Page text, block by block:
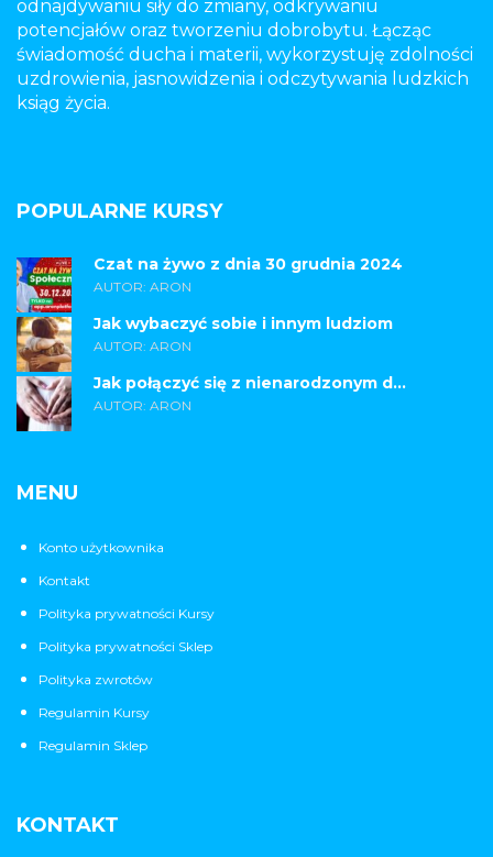
odnajdywaniu siły do zmiany, odkrywaniu
potencjałów oraz tworzeniu dobrobytu. Łącząc
świadomość ducha i materii, wykorzystuję zdolności
uzdrowienia, jasnowidzenia i odczytywania ludzkich
ksiąg życia.
POPULARNE KURSY
Czat na żywo z dnia 30 grudnia 2024
AUTOR: ARON
Jak wybaczyć sobie i innym ludziom
AUTOR: ARON
Jak połączyć się z nienarodzonym d...
AUTOR: ARON
MENU
Konto użytkownika
Kontakt
Polityka prywatności Kursy
Polityka prywatności Sklep
Polityka zwrotów
Regulamin Kursy
Regulamin Sklep
KONTAKT